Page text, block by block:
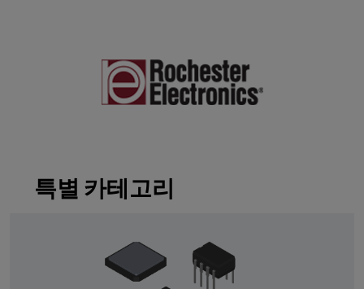
특별 카테고리